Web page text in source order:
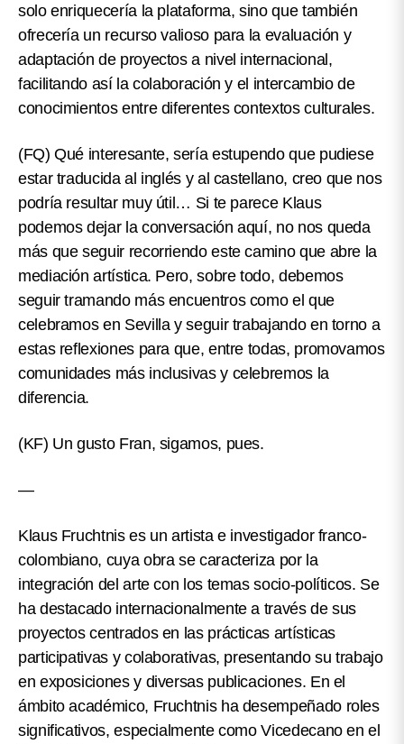
solo enriquecería la plataforma, sino que también
ofrecería un recurso valioso para la evaluación y
adaptación de proyectos a nivel internacional,
facilitando así la colaboración y el intercambio de
conocimientos entre diferentes contextos culturales.
(FQ) Qué interesante, sería estupendo que pudiese
estar traducida al inglés y al castellano, creo que nos
podría resultar muy útil… Si te parece Klaus
podemos dejar la conversación aquí, no nos queda
más que seguir recorriendo este camino que abre la
mediación artística. Pero, sobre todo, debemos
seguir tramando más encuentros como el que
celebramos en Sevilla y seguir trabajando en torno a
estas reflexiones para que, entre todas, promovamos
comunidades más inclusivas y celebremos la
diferencia.
(KF) Un gusto Fran, sigamos, pues.
—
Klaus Fruchtnises un artista e investigador franco-
colombiano, cuya obra se caracteriza por la
integración del arte con los temas socio-políticos. Se
ha destacado internacionalmente a través de sus
proyectos centrados en las prácticas artísticas
participativas y colaborativas, presentando su trabajo
en exposiciones y diversas publicaciones. En el
ámbito académico, Fruchtnis ha desempeñado roles
significativos, especialmente como Vicedecano en el